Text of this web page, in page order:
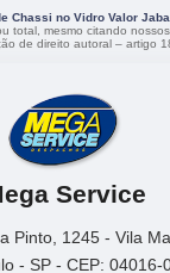
Chassi no Vidro Valor
total, mesmo citando
de direito autoral – artigo
Service
Pinto, 1245 - Vila
- SP - CEP: 04016-